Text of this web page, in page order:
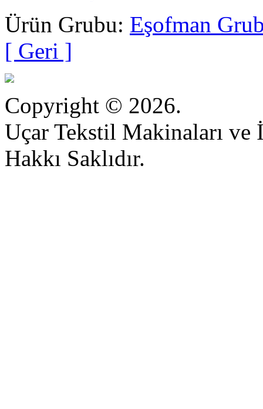
Ürün Grubu: Eşofman
[ Geri ]
Copyright © 2026.
Uçar Tekstil Makinaları ve
Hakkı Saklıdır.